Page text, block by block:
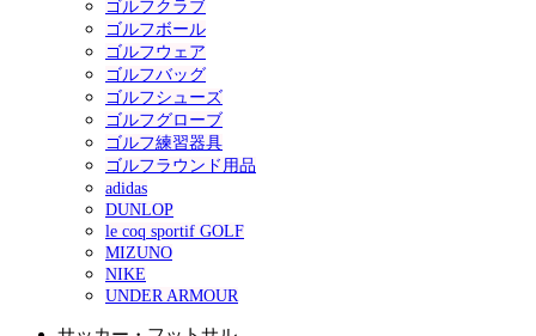
ゴルフクラブ
ゴルフボール
ゴルフウェア
ゴルフバッグ
ゴルフシューズ
ゴルフグローブ
ゴルフ練習器具
ゴルフラウンド用品
adidas
DUNLOP
le coq sportif GOLF
MIZUNO
NIKE
UNDER ARMOUR